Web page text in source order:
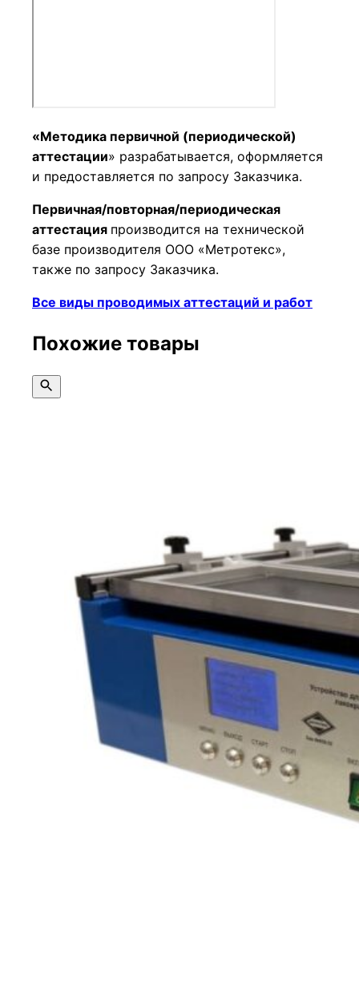
«Методика первичной (периодической)
аттестации» разрабатывается, оформляется
и предоставляется по запросу Заказчика.
Первичная/повторная/периодическая
аттестация производится на технической
базе производителя ООО «Метротекс»,
также по запросу Заказчика.
Все виды проводимых аттестаций и работ
Похожие товары